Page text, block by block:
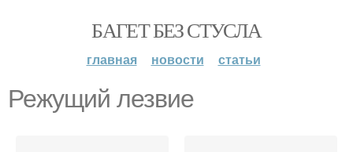
БАГЕТ БЕЗ СТУСЛА
главная новости статьи
Режущий лезвие